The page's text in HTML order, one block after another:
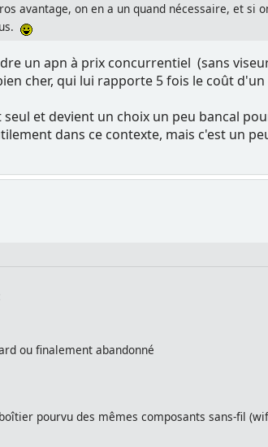
avantage, on en a un quand nécessaire, et si
un apn à prix concurrentiel (sans
cher, qui lui rapporte 5 fois le coût
et devient un choix un peu bancal
dans ce contexte, mais c'est un
ou finalement abandonné
pourvu des mêmes composants sans-fil